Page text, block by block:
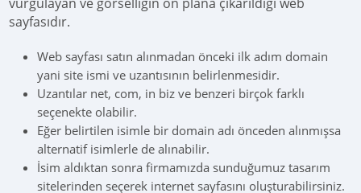
sayfasıdır.
Web sayfası satın alınmadan önceki ilk adım domain
yani site ismi ve uzantısının belirlenmesidir.
Uzantılar net, com, in biz ve benzeri birçok farklı
seçenekte olabilir.
Eğer belirtilen isimle bir domain adı önceden alınmışsa
alternatif isimlerle de alınabilir.
İsim aldıktan sonra firmamızda sunduğumuz tasarım
sitelerinden seçerek internet sayfasını oluşturabilirsiniz.